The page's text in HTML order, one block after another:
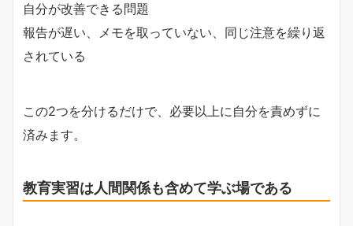
自分が改善できる問題
報告が遅い、メモを取っていない、同じ注意を繰り返
されている
この2つを分けるだけで、必要以上に自分を責めずに
済みます。
教育実習は人間関係も含めて学ぶ場である